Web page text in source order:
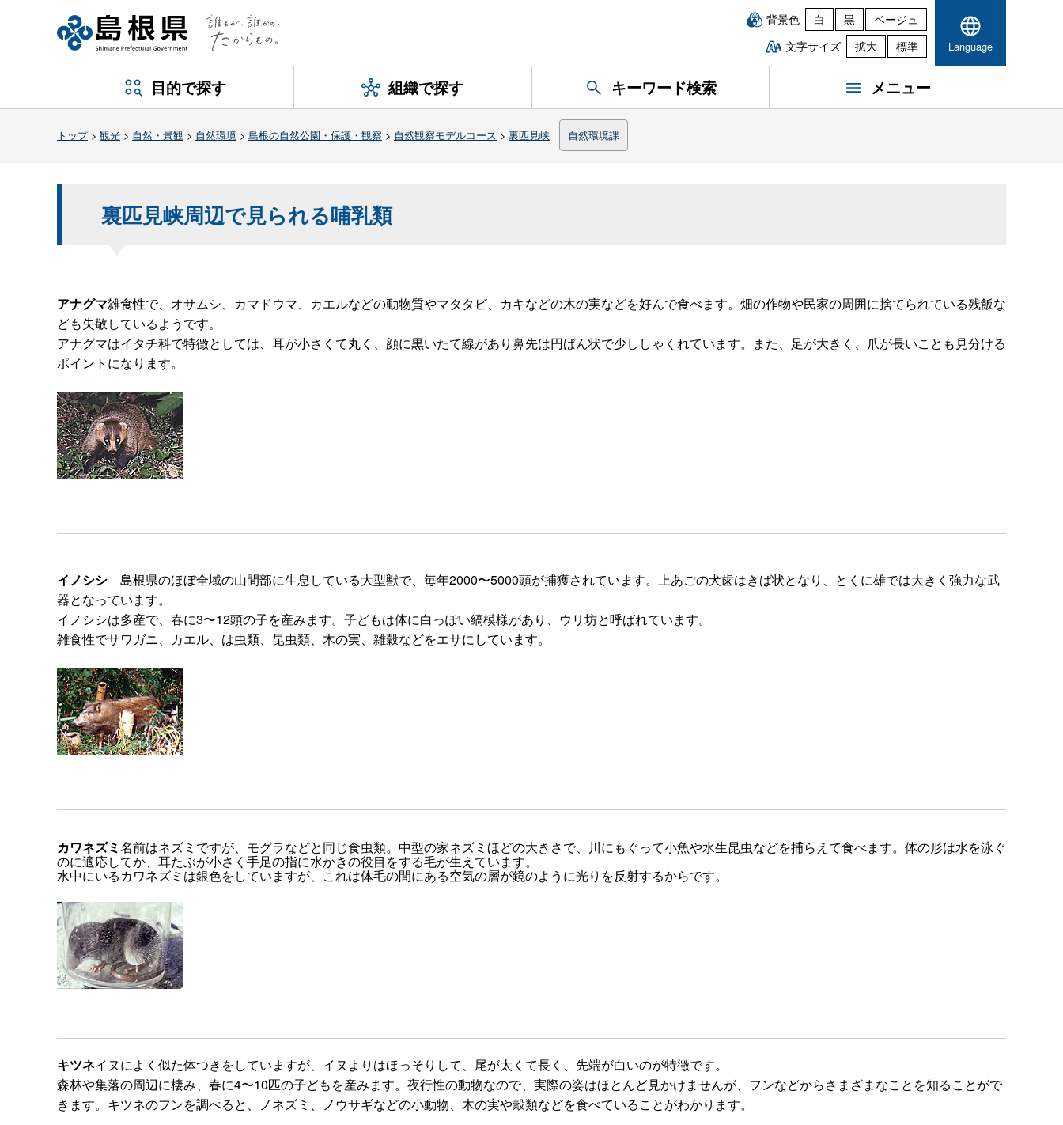
背景色 白 黒
ベージュ
文字サイズ
拡大 標準 Language
目的で探す 組織で探す キーワード検索 メニュー
トップ> 観光 > 自然・景観 > 自然環境 > 島根の自然公園・保護・観察 > 自然観察モデルコース > 裏匹見峡 自然環境課
裏匹見峡周辺で見られる哺乳類
アナグマ雑食性で、オサムシ、カマドウマ、カエルなどの動物質やマタタビ、カキなどの木の実などを好んで食べます。畑の作物や民家の周囲に捨てられている残飯な
ども失敬しているようです。
アナグマはイタチ科で特徴としては、耳が小さくて丸く、顔に黒いたて線があり鼻先は円ばん状で少ししゃくれています。また、足が大きく、爪が長いことも見分ける
ポイントになります。
イノシシ 島根県のほぼ全域の山間部に生息している大型獣で、毎年2000〜5000頭が捕獲されています。上あごの犬歯はきば状となり、とくに雄では大きく強力な武
器となっています。
イノシシは多産で、春に3〜12頭の子を産みます。子どもは体に白っぽい縞模様があり、ウリ坊と呼ばれています。
雑食性でサワガニ、カエル、は虫類、昆虫類、木の実、雑穀などをエサにしています。
カワネズミ名前はネズミですが、モグラなどと同じ食虫類。中型の家ネズミほどの大きさで、川にもぐって小魚や水生昆虫などを捕らえて食べます。体の形は水を泳ぐ
のに適応してか、耳たぶが小さく手足の指に水かきの役目をする毛が生えています。
水中にいるカワネズミは銀色をしていますが、これは体毛の間にある空気の層が鏡のように光りを反射するからです。
キツネイヌによく似た体つきをしていますが、イヌよりはほっそりして、尾が太くて長く、先端が白いのが特徴です。
森林や集落の周辺に棲み、春に4〜10匹の子どもを産みます。夜行性の動物なので、実際の姿はほとんど見かけませんが、フンなどからさまざまなことを知ることがで
きます。キツネのフンを調べると、ノネズミ、ノウサギなどの小動物、木の実や穀類などを食べていることがわかります。